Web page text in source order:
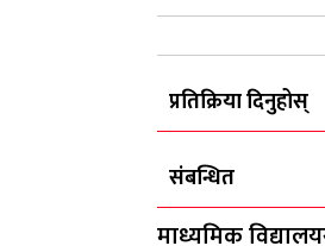
प्रतिक्रिया दिनुहोस्
संबन्धित
माध्यमिक